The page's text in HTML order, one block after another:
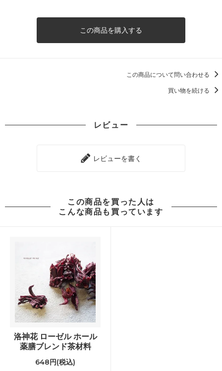
この商品を購入する
この商品について問い合わせる
買い物を続ける
レビュー
レビューを書く
この商品を買った人は
こんな商品も買っています
洛神花 ローゼル ホール
薬膳ブレンド茶材料
648円(税込)